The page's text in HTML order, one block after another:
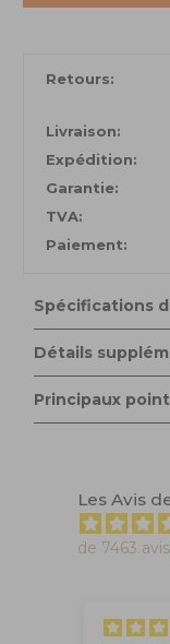
Retours:
Livraison:
Expédition:
Garantie:
TVA:
Paiement:
Spécifications
Détails
Principaux
Les Avis
de 7463 avis